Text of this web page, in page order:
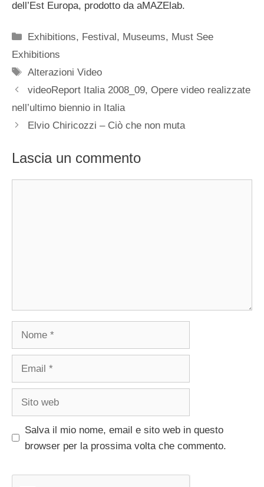
dell’Est Europa, prodotto da aMAZElab.
Categorie
Exhibitions, Festival , Museums, Must See
Exhibitions
Tag
Alterazioni Video
videoReport Italia 2008_09, Opere video realizzate
nell’ultimo biennio in Italia
Elvio Chiricozzi – Ciò che non muta
Lascia un commento
Salva il mio nome, email e sito web in questo
browser per la prossima volta che commento.